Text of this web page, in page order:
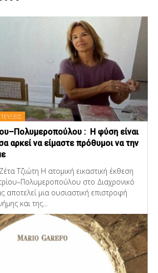
: Η φύση είναι
αρκεί να είμαστε πρόθυμοι να την
εικαστική έκθεση
στο Διαχρονικό
αποτελεί μια ουσιαστική επιστροφή
και της...